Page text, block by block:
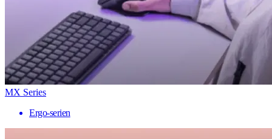
MX Series
Ergo-serien